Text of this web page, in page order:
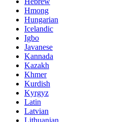
Hmong
Hungarian
Icelandic
Igbo
Javanese
Kannada
Kazakh
Khmer
Kurdish
Kyrgyz
Latin
Latvian
Lithuanian